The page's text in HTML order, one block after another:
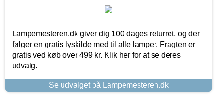
Lampemesteren.dk giver dig 100 dages returret, og der
følger en gratis lyskilde med til alle lamper. Fragten er
gratis ved køb over 499 kr. Klik her for at se deres
udvalg.
Se udvalget på Lampemesteren.dk